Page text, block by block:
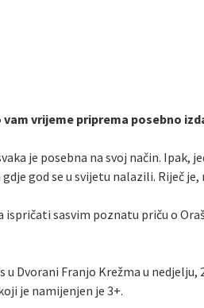
vrijeme priprema posebno
je posebna na svoj način. Ipak,
god se u svijetu nalazili. Riječ je,
sasvim poznatu priču o
Dvorani Franjo Krežma u
je namijenjen je 3+.